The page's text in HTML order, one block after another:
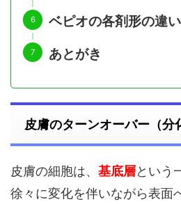
ベピオの各剤形の違
あとがき
皮膚のターンオーバー（分
皮膚の細胞は、 基底層という
徐々に変化を伴いながら表面